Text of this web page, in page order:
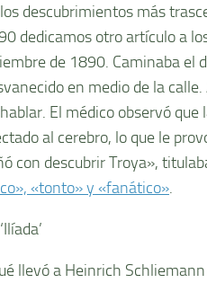
descubrimientos más
dedicamos otro artículo a
de 1890. Caminaba el
en medio de la
El médico observó
al cerebro, lo que le
con descubrir Troya»,
«tonto» y «fanático».
llevó a Heinrich